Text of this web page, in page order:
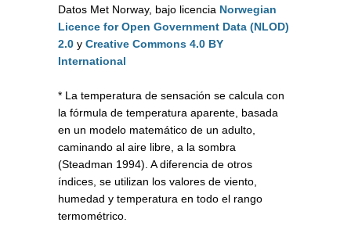
Datos Met Norway, bajo licencia Norwegian
Licence for Open Government Data (NLOD)
2.0 y Creative Commons 4.0 BY
International
* La temperatura de sensación se calcula con
la fórmula de temperatura aparente, basada
en un modelo matemático de un adulto,
caminando al aire libre, a la sombra
(Steadman 1994). A diferencia de otros
índices, se utilizan los valores de viento,
humedad y temperatura en todo el rango
termométrico.